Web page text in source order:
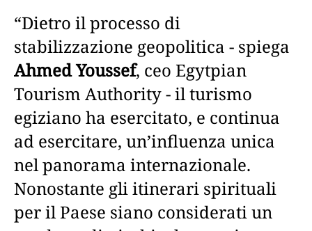
“Dietro il processo di
stabilizzazione geopolitica - spiega
Ahmed Youssef, ceo Egytpian
Tourism Authority - il turismo
egiziano ha esercitato, e continua
ad esercitare, un’influenza unica
nel panorama internazionale.
Nonostante gli itinerari spirituali
per il Paese siano considerati un